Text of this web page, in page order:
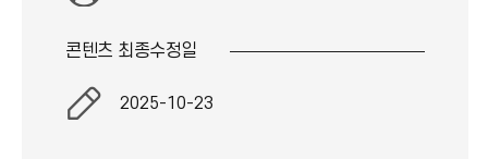
콘텐츠 최종수정일
2025-10-23